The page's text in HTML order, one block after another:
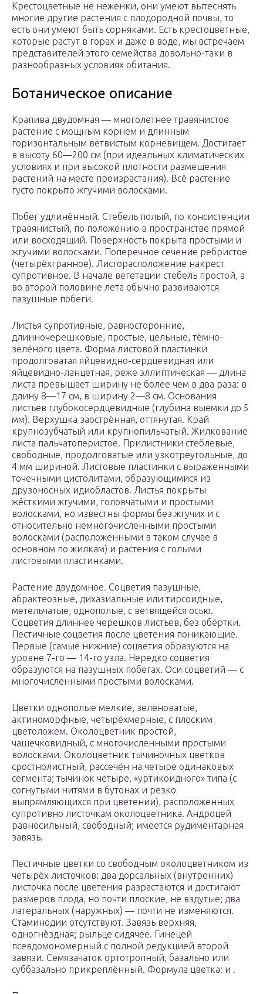
Крестоцветные не неженки, они умеют вытеснять
многие другие растения с плодородной почвы, то
есть они умеют быть сорняками. Есть крестоцветные,
которые растут в горах и даже в воде, мы встречаем
представителей этого семейства довольно-таки в
разнообразных условиях обитания.
Ботаническое описание
Крапива двудомная — многолетнее травянистое
растение с мощным корнем и длинным
горизонтальным ветвистым корневищем. Достигает
в высоту 60—200 см (при идеальных климатических
условиях и при высокой плотности размещения
растений на месте произрастания). Всё растение
густо покрыто жгучими волосками.
Побег удлинённый. Стебель полый, по консистенции
травянистый, по положению в пространстве прямой
или восходящий. Поверхность покрыта простыми и
жгучими волосками. Поперечное сечение ребристое
(четырёхгранное). Листорасположение накрест
супротивное. В начале вегетации стебель простой, а
во второй половине лета обычно развиваются
пазушные побеги.
Листья супротивные, равносторонние,
длинночерешковые, простые, цельные, тёмно-
зелёного цвета. Форма листовой пластинки
продолговатая яйцевидно-сердцевидная или
яйцевидно-ланцетная, реже эллиптическая — длина
листа превышает ширину не более чем в два раза: в
длину 8—17 см, в ширину 2—8 см. Основания
листьев глубокосердцевидные (глубина выемки до 5
мм). Верхушка заострённая, оттянутая. Край
крупнозубчатый или крупнопильчатый. Жилкование
листа пальчатоперистое. Прилистники стеблевые,
свободные, продолговатые или узкотреугольные, до
4 мм шириной. Листовые пластинки с выраженными
точечными цистолитами, образующимися из
друзоносных идиобластов. Листья покрыты
жёсткими жгучими, головчатыми и простыми
волосками, но известны формы без жгучих и с
относительно немногочисленными простыми
волосками (расположенными в таком случае в
основном по жилкам) и растения с голыми
листовыми пластинками.
Растение двудомное. Соцветия пазушные,
абрактеозные, дихазиальные или тирсоидные,
метельчатые, однополые, с ветвящейся осью.
Соцветия длиннее черешков листьев, без обёртки.
Пестичные соцветия после цветения поникающие.
Первые (самые нижние) соцветия образуются на
уровне 7-го — 14-го узла. Нередко соцветия
образуются на пазушных побегах. Оси соцветий — с
многочисленными простыми волосками.
Цветки однополые мелкие, зеленоватые,
актиноморфные, четырёхмерные, с плоским
цветоложем. Околоцветник простой,
чашечковидный, с многочисленными простыми
волосками. Околоцветник тычиночных цветков
сростнолистный, рассечён на четыре одинаковых
сегмента; тычинок четыре, «уртикоидного» типа (с
согнутыми нитями в бутонах и резко
выпрямляющихся при цветении), расположенных
супротивно листочкам околоцветника. Андроцей
равносильный, свободный; имеется рудиментарная
завязь.
Пестичные цветки со свободным околоцветником из
четырёх листочков: два дорсальных (внутренних)
листочка после цветения разрастаются и достигают
размеров плода, но почти плоские, не вздутые; два
латеральных (наружных) — почти не изменяются.
Стаминодии отсутствуют. Завязь верхняя,
одногнёздная; рыльце сидячее. Гинецей
псевдомономерный с полной редукцией второй
завязи. Семязачаток ортотропный, базально или
суббазально прикреплённый. Формула цветка: и .